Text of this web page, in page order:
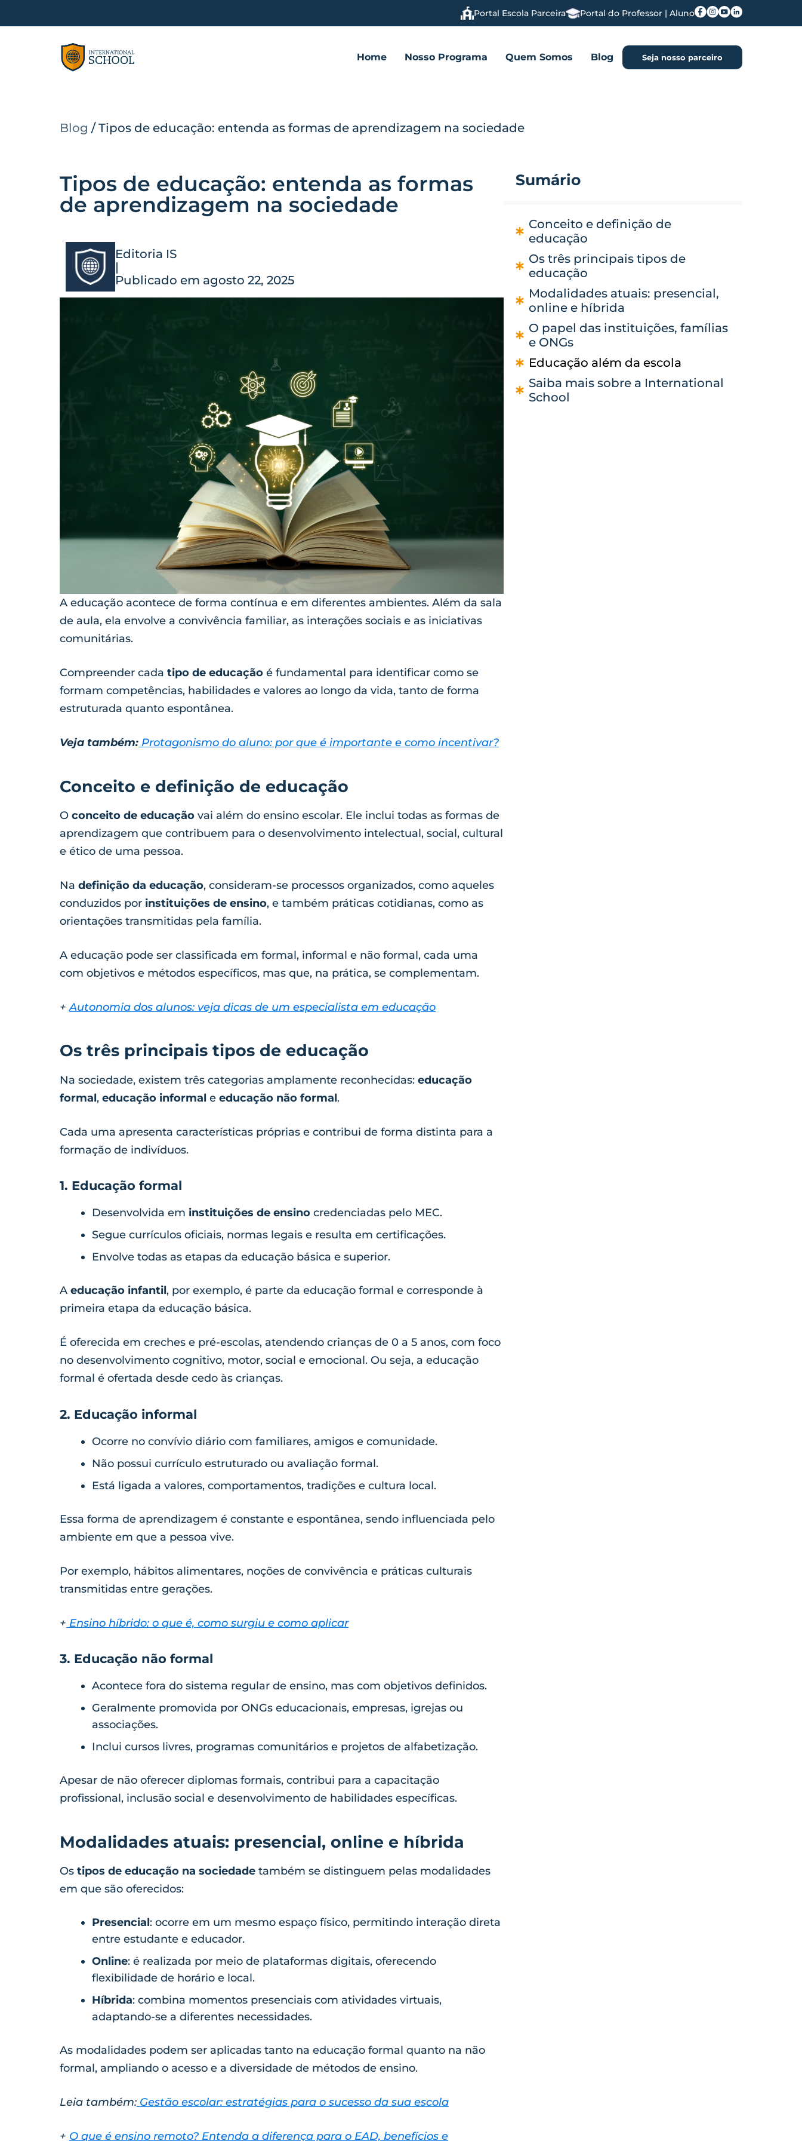
Portal Escola Parceira Portal do Professor | Aluno
Home Nosso Programa Quem Somos Blog Seja nosso parceiro
Blog /Tipos de educação: entenda as formas de aprendizagem na sociedade
Tipos de educação: entenda as formas
de aprendizagem na sociedade
Editoria IS
|
Publicado em agosto 22, 2025
A educação acontece de forma contínua e em diferentes ambientes. Além da sala
de aula, ela envolve a convivência familiar, as interações sociais e as iniciativas
comunitárias.
Compreender cada tipo de educação é fundamental para identificar como se
formam competências, habilidades e valores ao longo da vida, tanto de forma
estruturada quanto espontânea.
Veja também: Protagonismo do aluno: por que é importante e como incentivar?
Conceito e definição de educação
O conceito de educação vai além do ensino escolar. Ele inclui todas as formas de
aprendizagem que contribuem para o desenvolvimento intelectual, social, cultural
e ético de uma pessoa.
Na definição da educação, consideram-se processos organizados, como aqueles
conduzidos por instituições de ensino, e também práticas cotidianas, como as
orientações transmitidas pela família.
A educação pode ser classificada em formal, informal e não formal, cada uma
com objetivos e métodos específicos, mas que, na prática, se complementam.
+Autonomia dos alunos: veja dicas de um especialista em educação
Os três principais tipos de educação
Na sociedade, existem três categorias amplamente reconhecidas: educação
formal, educação informal e educação não formal.
Cada uma apresenta características próprias e contribui de forma distinta para a
formação de indivíduos.
1. Educação formal
Desenvolvida em instituições de ensino credenciadas pelo MEC.
Segue currículos oficiais, normas legais e resulta em certificações.
Envolve todas as etapas da educação básica e superior.
A educação infantil, por exemplo, é parte da educação formal e corresponde à
primeira etapa da educação básica.
É oferecida em creches e pré-escolas, atendendo crianças de 0 a 5 anos, com foco
no desenvolvimento cognitivo, motor, social e emocional. Ou seja, a educação
formal é ofertada desde cedo às crianças.
2. Educação informal
Ocorre no convívio diário com familiares, amigos e comunidade.
Não possui currículo estruturado ou avaliação formal.
Está ligada a valores, comportamentos, tradições e cultura local.
Essa forma de aprendizagem é constante e espontânea, sendo influenciada pelo
ambiente em que a pessoa vive.
Por exemplo, hábitos alimentares, noções de convivência e práticas culturais
transmitidas entre gerações.
+ Ensino híbrido: o que é, como surgiu e como aplicar
3. Educação não formal
Acontece fora do sistema regular de ensino, mas com objetivos definidos.
Geralmente promovida por ONGs educacionais, empresas, igrejas ou
associações.
Inclui cursos livres, programas comunitários e projetos de alfabetização.
Apesar de não oferecer diplomas formais, contribui para a capacitação
profissional, inclusão social e desenvolvimento de habilidades específicas.
Modalidades atuais: presencial, online e híbrida
Os tipos de educação na sociedade também se distinguem pelas modalidades
em que são oferecidos:
Presencial: ocorre em um mesmo espaço físico, permitindo interação direta
entre estudante e educador.
Online: é realizada por meio de plataformas digitais, oferecendo
flexibilidade de horário e local.
Híbrida: combina momentos presenciais com atividades virtuais,
adaptando-se a diferentes necessidades.
As modalidades podem ser aplicadas tanto na educação formal quanto na não
formal, ampliando o acesso e a diversidade de métodos de ensino.
Leia também: Gestão escolar: estratégias para o sucesso da sua escola
+ O que é ensino remoto? Entenda a diferença para o EAD, benefícios e
Sumário
Conceito e definição de
educação
Os três principais tipos de
educação
Modalidades atuais: presencial,
online e híbrida
O papel das instituições, famílias
e ONGs
Educação além da escola
Saiba mais sobre a International
School